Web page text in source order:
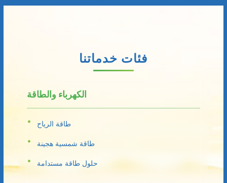
فئات خدماتنا
الكهرباء والطاقة
طاقة الرياح
طاقة شمسية هجينة
حلول طاقة مستدامة